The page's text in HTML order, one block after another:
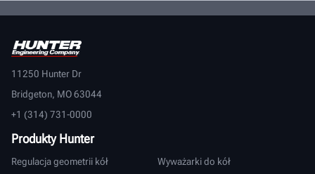
11250 Hunter Dr
Bridgeton, MO 63044
+1 (314) 731-0000
Produkty Hunter
Regulacja geometrii kół
Wyważarki do kół